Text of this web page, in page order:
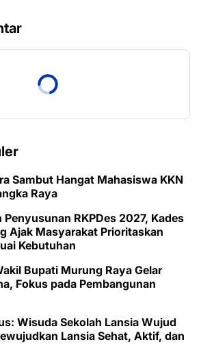
Sambut Hangat Mahasiswa KKN
Raya
RKPDes 2027, Kades
Ajak Masyarakat Prioritaskan
Kebutuhan
Bupati Murung Raya Gelar
Fokus pada Pembangunan
Wisuda Sekolah Lansia Wujud
Lansia Sehat, Aktif, dan